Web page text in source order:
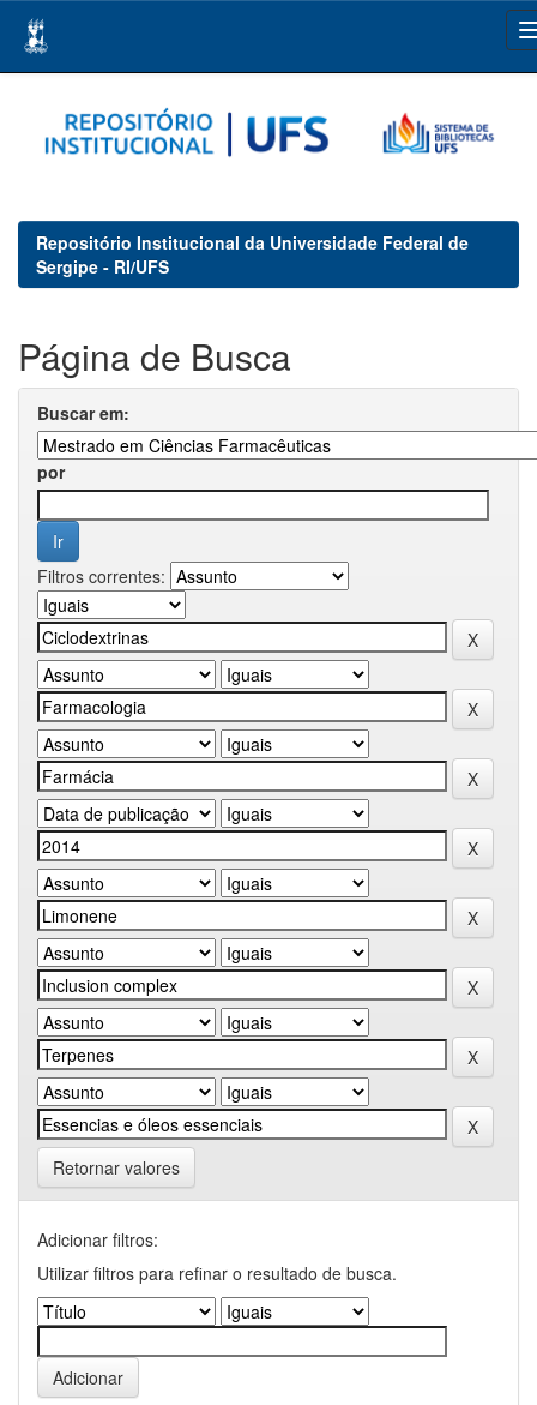
navigation
Repositório Institucional da Universidade Federal de
Sergipe - RI/UFS
Página de Busca
Buscar em:
por
Filtros correntes:
Retornar valores
Adicionar filtros:
Utilizar filtros para refinar o resultado de busca.